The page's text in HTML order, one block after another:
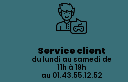
Service client
du lundi au samedi de
11h à 19h
au 01.43.55.12.52